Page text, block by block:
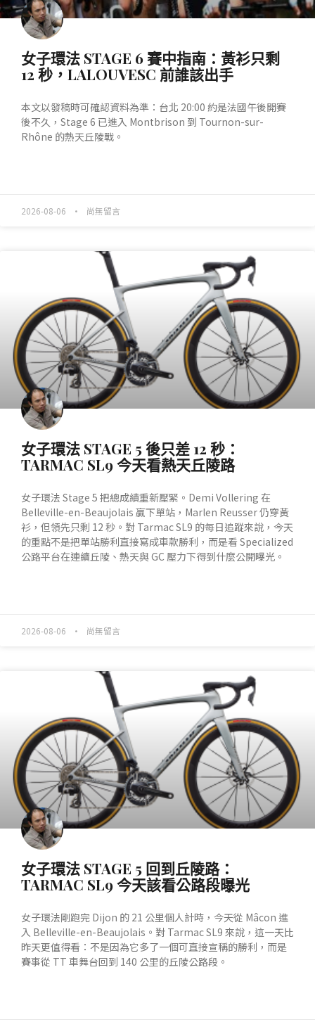
女子環法 STAGE 6 賽中指南：黃衫只剩
12 秒，LALOUVESC 前誰該出手
本文以發稿時可確認資料為準：台北 20:00 約是法國午後開賽
後不久，Stage 6 已進入 Montbrison 到 Tournon-sur-
Rhône 的熱天丘陵戰。
2026-08-06 尚無留言
女子環法 STAGE 5 後只差 12 秒：
TARMAC SL9 今天看熱天丘陵路
女子環法 Stage 5 把總成績重新壓緊。Demi Vollering 在
Belleville-en-Beaujolais 贏下單站，Marlen Reusser 仍穿黃
衫，但領先只剩 12 秒。對 Tarmac SL9 的每日追蹤來說，今天
的重點不是把單站勝利直接寫成車款勝利，而是看 Specialized
公路平台在連續丘陵、熱天與 GC 壓力下得到什麼公開曝光。
2026-08-06 尚無留言
女子環法 STAGE 5 回到丘陵路：
TARMAC SL9 今天該看公路段曝光
女子環法剛跑完 Dijon 的 21 公里個人計時，今天從 Mâcon 進
入 Belleville-en-Beaujolais。對 Tarmac SL9 來說，這一天比
昨天更值得看：不是因為它多了一個可直接宣稱的勝利，而是
賽事從 TT 車舞台回到 140 公里的丘陵公路段。